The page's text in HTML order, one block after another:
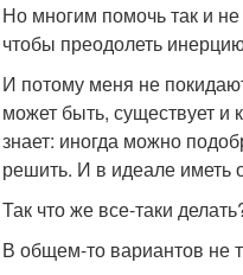
Но многим помочь так и
чтобы преодолеть
И потому меня не
может быть, существует
знает: иногда можно
решить. И в идеале иметь
Так что же все-таки
В общем-то вариантов не